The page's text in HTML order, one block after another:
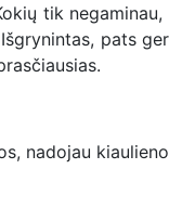
tik negaminau,
pats
nadojau